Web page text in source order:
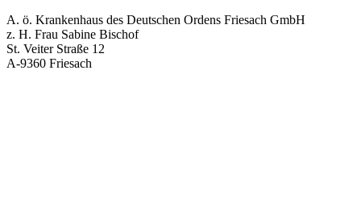
A. ö. Krankenhaus des Deutschen Ordens Friesach GmbH
z. H. Frau Sabine Bischof
St. Veiter Straße 12
A-9360 Friesach